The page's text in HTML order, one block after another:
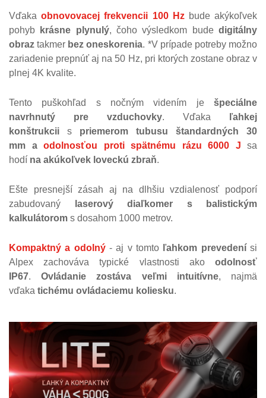
Vďakaobnovovacej frekvencii 100 Hzbude akýkoľvek
pohyb
krásne plynulý, čoho výsledkom budedigitálny
obraz takmer bez oneskorenia. *V prípade potreby možno
zariadenie prepnúť aj na 50 Hz, pri ktorých zostane obraz v
plnej 4K kvalite.
Tento puškohľad s nočným videním je špeciálne
navrhnutý pre vzduchovky. Vďaka
ľahkej
konštrukcii s priemerom tubusu štandardných 30
mm
a odolnosťou proti spätnému rázu 6000 J sa
hodí na akúkoľvek loveckú zbraň.
Ešte presnejší zásah aj na dlhšiu vzdialenosť podporí
zabudovaný
laserový diaľkomer s balistickým
kalkulátorom s dosahom 1000 metrov.
Kompaktný a odolný- aj v tomto ľahkom prevedenísi
Alpex zachováva typické vlastnosti ako odolnosť
IP67.Ovládanie zostáva veľmi intuitívne, najmä
vďaka tichému ovládaciemu koliesku.